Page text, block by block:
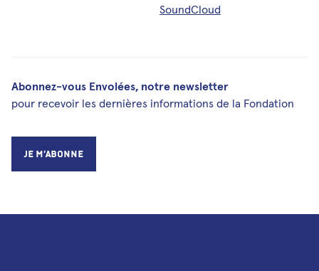
Les Musicales de BagatelleSoundCloud
Abonnez-vous Envolées, notre newsletter
pour recevoir les dernières informations de la Fondation
Je m’abonne